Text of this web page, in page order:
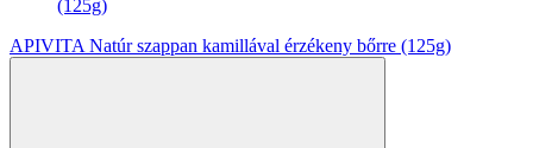
APIVITA Natúr szappan kamillával érzékeny bőrre (125g)